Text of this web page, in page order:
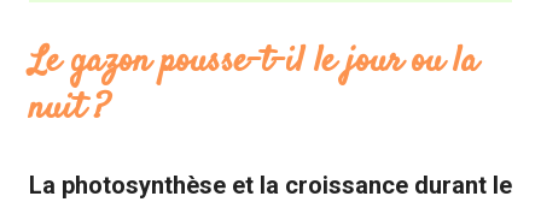
Le gazon pousse-t-il le jour ou la
nuit ?
La photosynthèse et la croissance durant le